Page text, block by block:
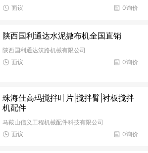
0询价
面议
陕西国利通达水泥撒布机全国直销
陕西国利通达筑路机械有限公司
0询价
面议
珠海仕高玛搅拌叶片|搅拌臂|衬板搅拌
机配件
马鞍山信义工程机械配件科技有限公司
0询价
面议